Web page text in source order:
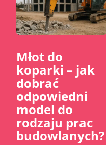
Młot do
koparki – jak
dobrać
odpowiedni
model do
rodzaju prac
budowlanych?